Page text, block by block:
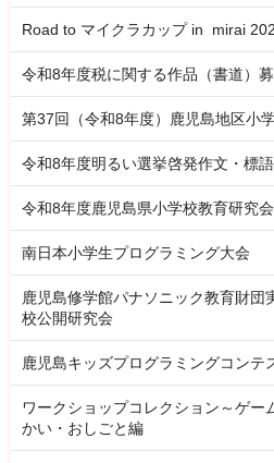
Road to マイクラカップ in mirai
令和8年度税に関する作品（書道）
第37回（令和8年度）鹿児島地区小
令和8年度明るい選挙啓発作文・標
令和8年度鹿児島県小学校教育研究
南日本小学生プログラミング大会
鹿児島修学館パナソニック教育財団
校公開研究会
鹿児島キッズプログラミングコンテ
ワークショップコレクション～ゲー
かい・おしごと編